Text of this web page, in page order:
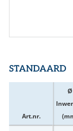
STANDAARD
Art.nr.
Ø